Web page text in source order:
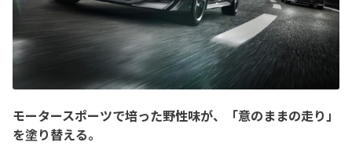
モータースポーツで培った野性味が、「意のままの走り」
を塗り替える。